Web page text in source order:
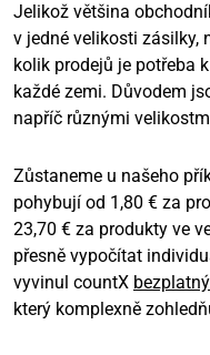
Jelikož většina
v jedné velikosti zásilky,
kolik prodejů je potřeba
každé zemi. Důvodem
napříč různými
Zůstaneme u našeho
pohybují od 1,80 € za
23,70 € za produkty ve
přesně vypočítat
vyvinul countX
který komplexně